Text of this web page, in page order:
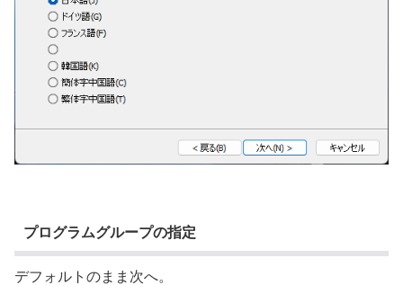
プログラムグループの指定
デフォルトのまま次へ。